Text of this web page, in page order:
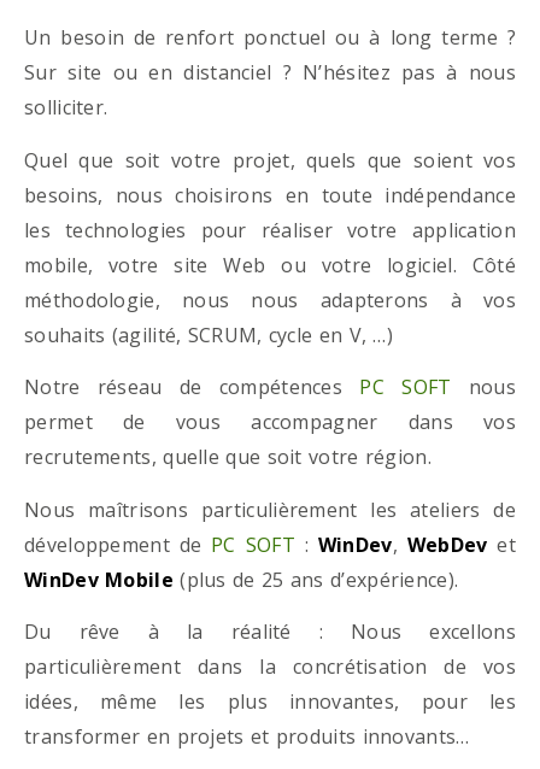
Un besoin de renfort ponctuel ou à long terme ?
Sur site ou en distanciel ? N’hésitez pas à nous
solliciter.
Quel que soit votre projet, quels que soient vos
besoins, nous choisirons en toute indépendance
les technologies pour réaliser votre application
mobile, votre site Web ou votre logiciel. Côté
méthodologie, nous nous adapterons à vos
souhaits (agilité, SCRUM, cycle en V, …)
Notre réseau de compétences PC SOFT nous
permet de vous accompagner dans vos
recrutements, quelle que soit votre région.
Nous maîtrisons particulièrement les ateliers de
développement de PC SOFT : WinDev, WebDev et
WinDev Mobile (plus de 25 ans d’expérience).
Du rêve à la réalité : Nous excellons
particulièrement dans la concrétisation de vos
idées, même les plus innovantes, pour les
transformer en projets et produits innovants…